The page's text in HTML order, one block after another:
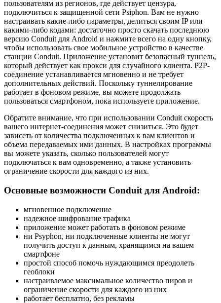
пользователям из регионов, где действует цензура,
подключиться к защищенной сети Psiphon. Вам не нужно
настраивать какие-либо параметры, делиться своим IP или
какими-либо кодами: достаточно просто скачать последнюю
версию Conduit для Android и нажмите всего на одну кнопку,
чтобы использовать свое мобильное устройство в качестве
станции Conduit. Приложение установит безопасный туннель,
который действует как прокси для случайного клиента. P2P-
соединение устанавливается мгновенно и не требует
дополнительных действий. Поскольку туннелирование
работает в фоновом режиме, вы можете продолжать
пользоваться смартфоном, пока используете приложение.
Обратите внимание, что при использовании Conduit скорость
вашего интернет-соединения может снизиться. Это будет
зависеть от количества подключенных к вам клиентов и
объема передаваемых ими данных. В настройках программы
вы можете указать, сколько пользователей могут
подключаться к вам одновременно, а также установить
ограничение скорости для каждого из них.
Основные возможности Conduit для Android:
мгновенное подключение
надежное шифрование трафика
приложение может работать в фоновом режиме
ни Psyphon, ни подключенные клиенты не могут
получить доступ к данным, хранящимся на вашем
смартфоне
простой способ помочь нуждающимся преодолеть
геоблоки
настраиваемое максимальное количество пиров и
ограничение скорости для каждого из них
работает бесплатно, без рекламы